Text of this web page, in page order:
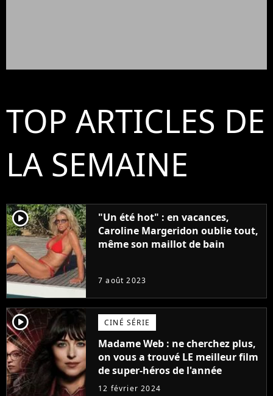
TOP ARTICLES DE
LA SEMAINE
player2
"Un été hot" : en vacances,
Caroline Margeridon oublie tout,
même son maillot de bain
7 août 2023
player2 CINÉ SÉRIE
Madame Web : ne cherchez plus,
on vous a trouvé LE meilleur film
de super-héros de l'année
12 février 2024